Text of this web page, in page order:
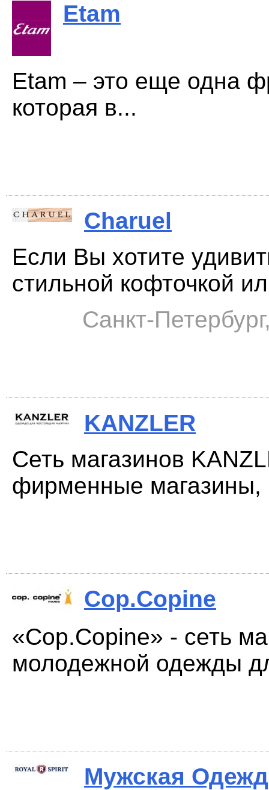
Etam
Etam – это еще одна
которая в...
Charuel
Если Вы хотите
стильной кофточкой
Санкт-
KANZLER
Сеть магазинов
фирменные магазины,
Cop.Copine
«Cop.Copine» - сеть
молодежной одежды
Мужская